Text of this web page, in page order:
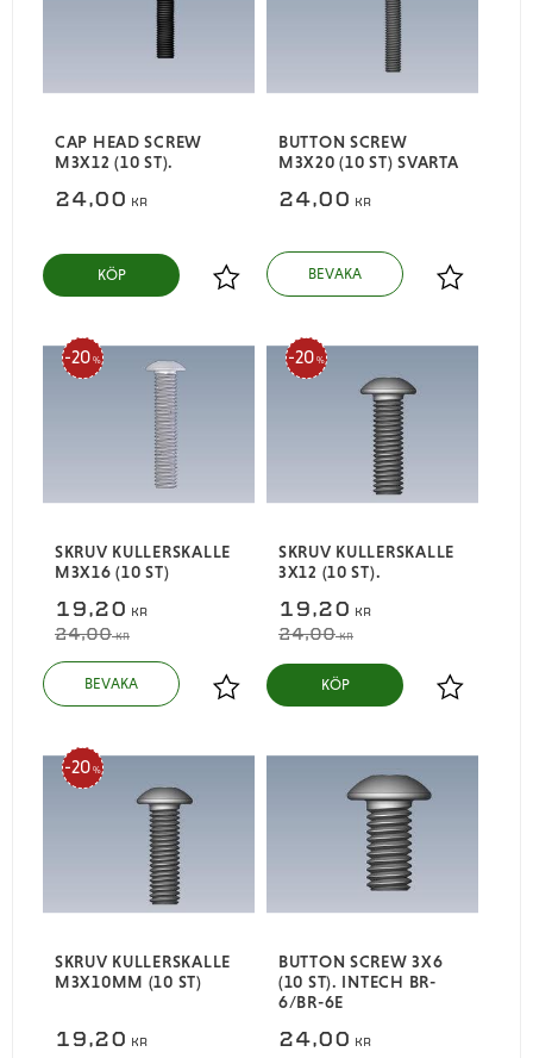
CAP HEAD SCREW
M3X12 (10 ST).
24,00 KR
Lägg till i favoriter
KÖP
BUTTON SCREW
M3X20 (10 ST) SVARTA
24,00 KR
Lägg till i
SKRUV KULLERSKALLE
M3X16 (10 ST)
19,20 KR
24,00KR
20 %
Lägg till i favoriter
SKRUV KULLERSKALLE
3X12 (10 ST).
19,20 KR
24,00KR
20 %
Lägg till i
KÖP
SKRUV KULLERSKALLE
M3X10MM (10 ST)
19,20 KR
20 %
BUTTON SCREW 3X6
(10 ST). INTECH BR-
6/BR-6E
24,00 KR